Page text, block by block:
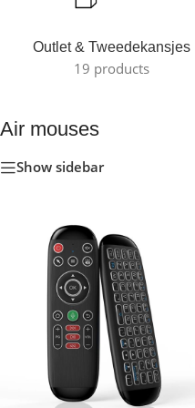
Outlet & Tweedekansjes
19 products
Air mouses
Show sidebar